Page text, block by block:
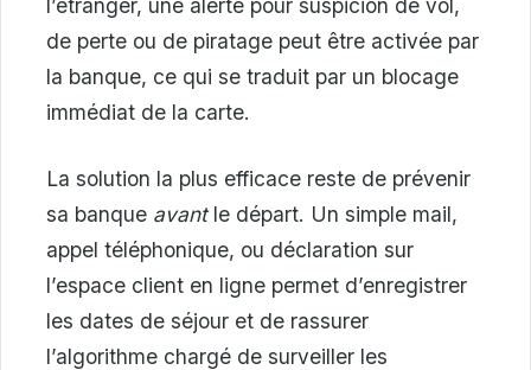
l’étranger, une alerte pour suspicion de vol,
de perte ou de piratage peut être activée par
la banque, ce qui se traduit par un blocage
immédiat de la carte.
La solution la plus efficace reste de prévenir
sa banque avantle départ. Un simple mail,
appel téléphonique, ou déclaration sur
l’espace client en ligne permet d’enregistrer
les dates de séjour et de rassurer
l’algorithme chargé de surveiller les